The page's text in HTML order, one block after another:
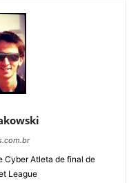
Cyber Atleta de final de
League